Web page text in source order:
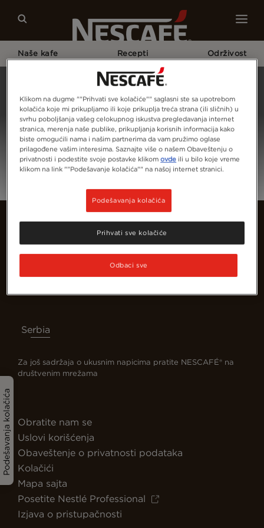
Naše kafe Recepti Održivost
Prijava
Podešavanja kolačića
Serbia
Za još sadržaja o ukusnim napicima pratite NESCAFÉ® na
društvenim mrežama
Obratite nam se
Uslovi korišćenja
Obaveštenje o privatnosti podataka
Kolačići
Mapa sajta
Posetite Nestlé Professional
Izjava o pristupačnosti
Klikom na dugme ""Prihvati sve kolačiće"" saglasni ste sa upotrebom
kolačića koje mi prikupljamo ili koje prikuplja treća strana (ili sličnih) u
svrhu poboljšanja vašeg celokupnog iskustva pregledavanja internet
stranica, merenja naše publike, prikupljanja korisnih informacija kako
biste omogućili nama i našim partnerima da vam pružimo oglase
prilagođene vašim interesima. Saznajte više o našem Obaveštenju o
privatnosti i podestite svoje postavke klikomovde ili u bilo koje vreme
klikom na link ""Podešavanje kolačića"" na našoj internet stranici.
Podešavanja kolačića
Odbaci sve
Prihvati sve kolačiće